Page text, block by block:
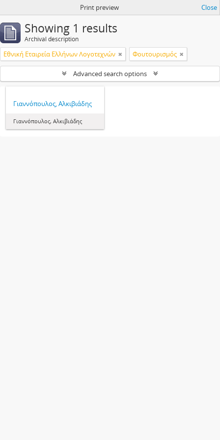
Print preview Close
Showing 1 results
Archival description
Εθνική Εταιρεία Ελλήνων Λογοτεχνών Φουτουρισμός
Advanced search options
Γιαννόπουλος, Αλκιβιάδης
Γιαννόπουλος, Αλκιβιάδης